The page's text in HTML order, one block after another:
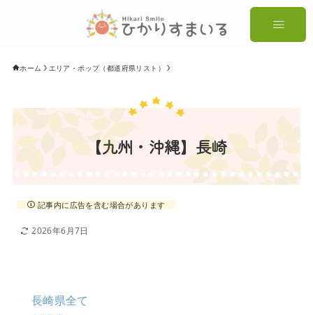
ホーム エリア・ポップ（都道府県リスト）
【九州・沖縄】長崎
記事内に広告を含む場合があります
2026年6月7日
長崎県全て